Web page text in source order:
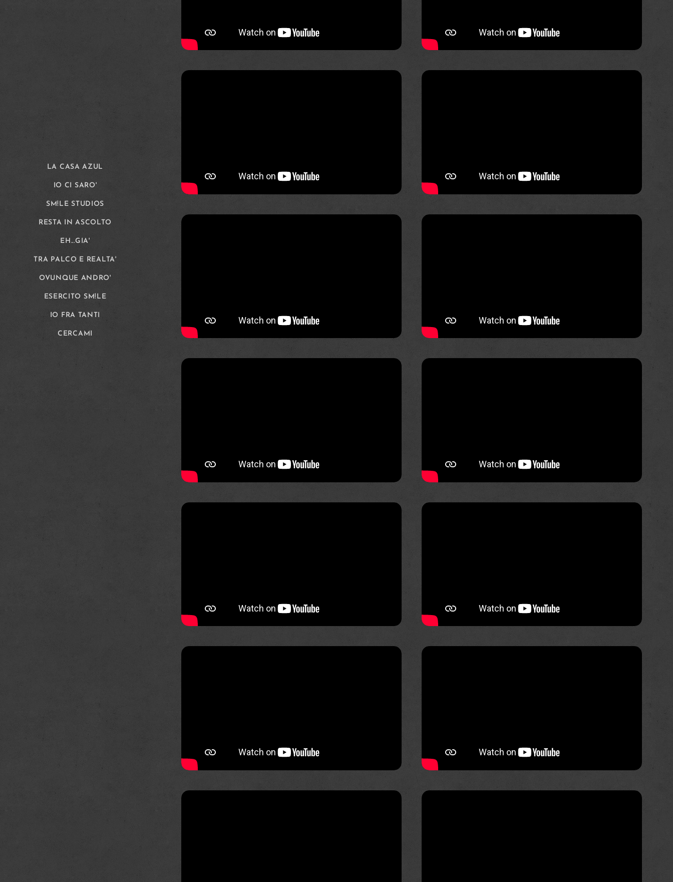
LA CASA AZUL
IO CI SARO'
SM!LE STUDIOS
RESTA IN ASCOLTO
EH...GIA'
TRA PALCO E REALTA'
OVUNQUE ANDRO'
ESERCITO SM!LE
IO FRA TANTI
CERCAMI